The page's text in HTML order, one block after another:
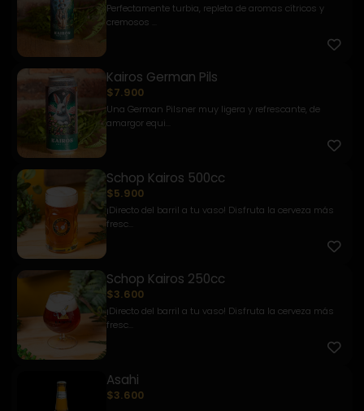
Perfectamente turbia, repleta de aromas cítricos y
cremosos ...
Kairos German Pils
$7.900
Una German Pilsner muy ligera y refrescante, de
amargor equi...
Schop Kairos 500cc
$5.900
¡Directo del barril a tu vaso! Disfruta la cerveza más
fresc...
Schop Kairos 250cc
$3.600
¡Directo del barril a tu vaso! Disfruta la cerveza más
fresc...
Asahi
$3.600